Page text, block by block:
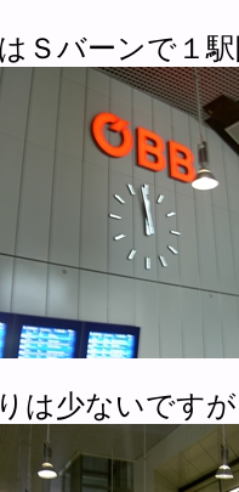
Ｓバーンで１
は少ないです